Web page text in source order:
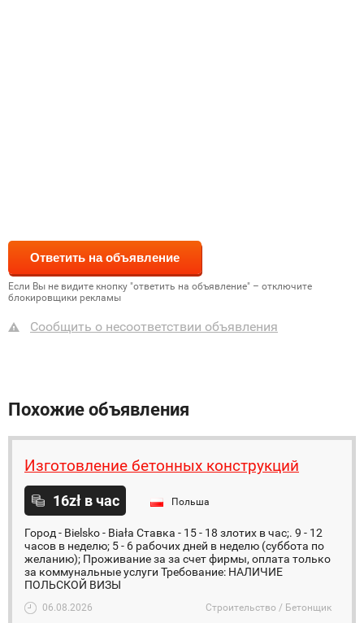
Если Вы не видите кнопку "ответить на объявление" – отключите
блокировщики рекламы
Сообщить о несоответствии объявления
Похожие объявления
Изготовление бетонных конструкций
16zł в час Польша
Город - Bielsko - Biała Ставка - 15 - 18 злотих в час;. 9 - 12
часов в неделю; 5 - 6 рабочих дней в неделю (суббота по
желанию); Проживание за за счет фирмы, оплата только
за коммунальные услуги Требование: НАЛИЧИЕ
ПОЛЬСКОЙ ВИЗЫ
06.08.2026 Строительство / Бетонщик